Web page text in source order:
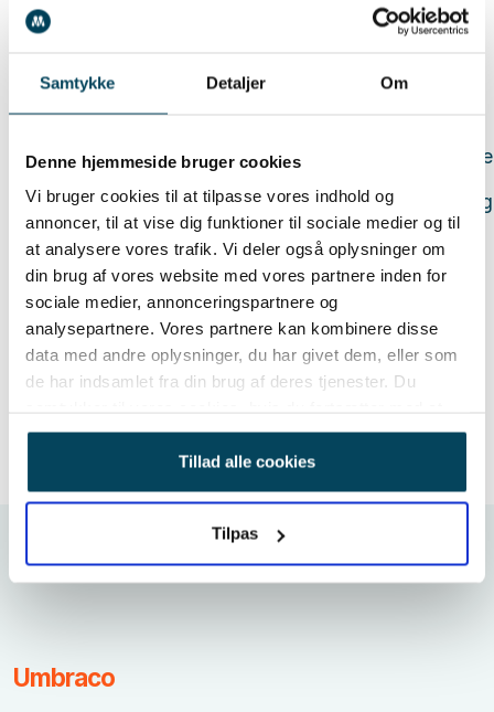
Samtykke Detaljer Om
Denne hjemmeside bruger cookies
Vi bruger cookies til at tilpasse vores indhold og
annoncer, til at vise dig funktioner til sociale medier og til
at analysere vores trafik. Vi deler også oplysninger om
din brug af vores website med vores partnere inden for
sociale medier, annonceringspartnere og
analysepartnere. Vores partnere kan kombinere disse
data med andre oplysninger, du har givet dem, eller som
de har indsamlet fra din brug af deres tjenester. Du
anvende vores hjemmeside.
Tillad alle cookies
Tilpas
Skalerbart i takt med øget behov og trafik.
Sikrer sikkerhed med regelmæssige
Understøtter flere sprog og websites på én
Inkluderer SEO-venlige funktioner.
Inkluderer versionstyring.
Muliggør responsivt design.
Umbraco